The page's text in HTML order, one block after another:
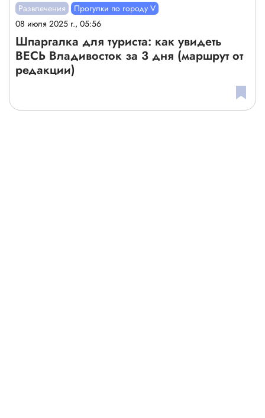
Развлечения
Прогулки по городу V
08 июля 2025 г., 05:56
Шпаргалка для туриста: как увидеть
ВЕСЬ Владивосток за 3 дня (маршрут от
редакции)